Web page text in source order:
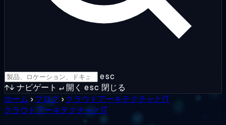
esc
↑↓ ナビゲート ↵ 開く esc 閉じる
ホーム › ブログ › クラウドアーキテクチャとIT
クラウドアーキテクチャとIT